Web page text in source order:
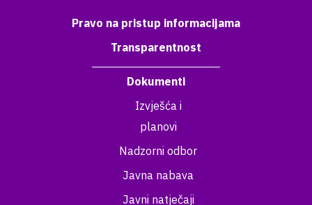
Pravo na pristup informacijama
Transparentnost
Dokumenti
Izvješća i
planovi
Nadzorni odbor
Javna nabava
Javni natječaji